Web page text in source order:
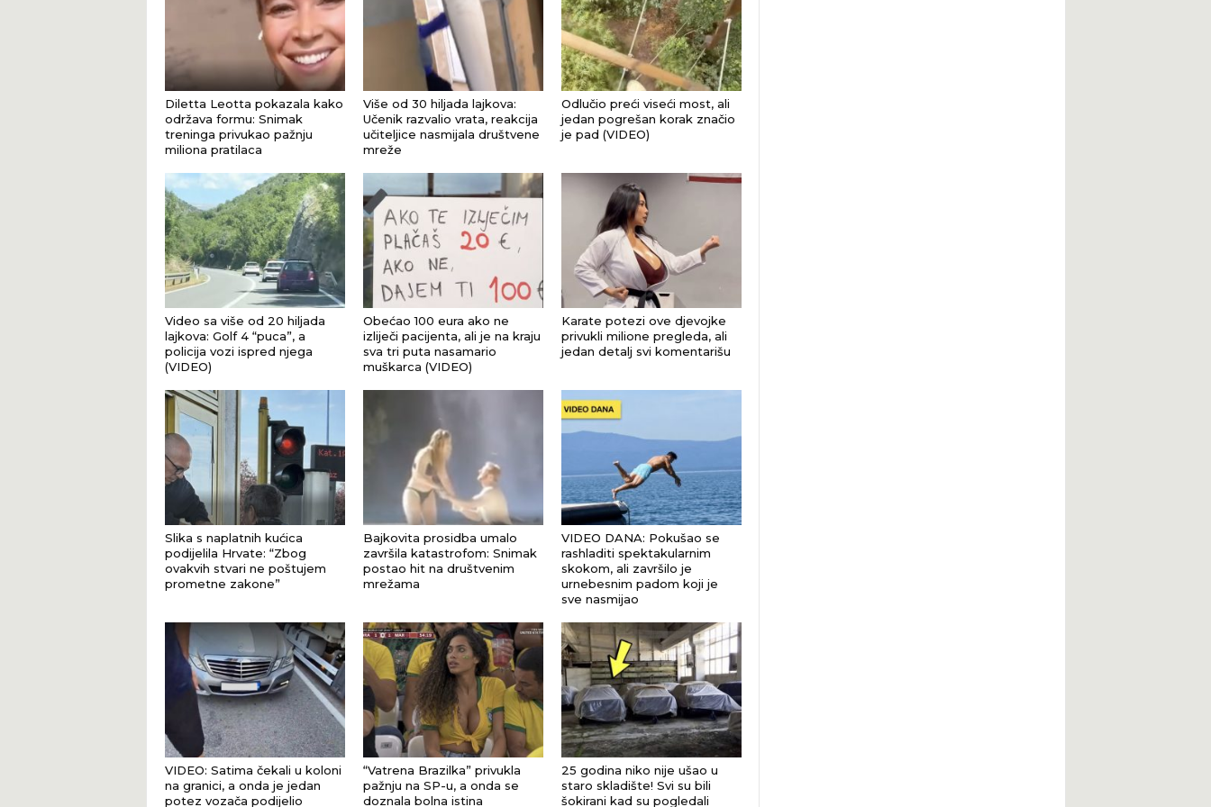
Diletta Leotta pokazala kako
održava formu: Snimak
treninga privukao pažnju
miliona pratilaca
Više od 30 hiljada lajkova:
Učenik razvalio vrata, reakcija
učiteljice nasmijala društvene
mreže
Odlučio preći viseći most, ali
jedan pogrešan korak značio
je pad (VIDEO)
Video sa više od 20 hiljada
lajkova: Golf 4 “puca”, a
policija vozi ispred njega
(VIDEO)
Obećao 100 eura ako ne
izliječi pacijenta, ali je na kraju
sva tri puta nasamario
muškarca (VIDEO)
Karate potezi ove djevojke
privukli milione pregleda, ali
jedan detalj svi komentarišu
Slika s naplatnih kućica
podijelila Hrvate: “Zbog
ovakvih stvari ne poštujem
prometne zakone”
Bajkovita prosidba umalo
završila katastrofom: Snimak
postao hit na društvenim
mrežama
VIDEO DANA: Pokušao se
rashladiti spektakularnim
skokom, ali završilo je
urnebesnim padom koji je
sve nasmijao
VIDEO: Satima čekali u koloni
na granici, a onda je jedan
potez vozača podijelio
“Vatrena Brazilka” privukla
pažnju na SP-u, a onda se
doznala bolna istina
25 godina niko nije ušao u
staro skladište! Svi su bili
šokirani kad su pogledali